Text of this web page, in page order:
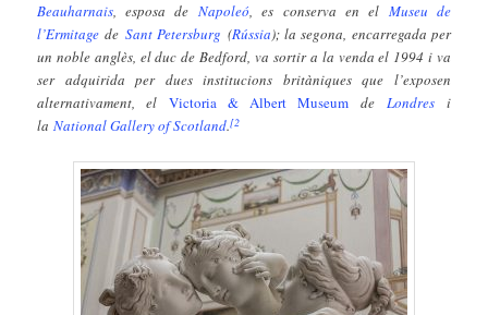
Beauharnais, esposa deNapoleó, es conserva en el Museu de
l’Ermitage de Sant Petersburg (Rússia); la segona, encarregada per
un noble anglès, el duc de Bedford, va sortir a la venda el 1994 i va
ser adquirida per dues institucions britàniques que l’exposen
alternativament, elVictoria & Albert Museum de Londresi
laNational Gallery of Scotland.[2